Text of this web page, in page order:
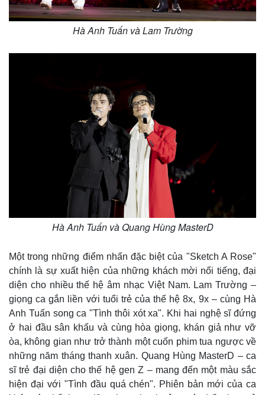
Giá vàng
Tiêu dùng
Tỷ giá
Chứng khoán
Giá cà phê
Hà Anh Tuấn và Lam Trường
Hà Anh Tuấn và Quang Hùng MasterD
Một trong những điểm nhấn đặc biệt của "Sketch A Rose"
chính là sự xuất hiện của những khách mời nổi tiếng, đại
diện cho nhiều thế hệ âm nhạc Việt Nam. Lam Trường –
giọng ca gắn liền với tuổi trẻ của thế hệ 8x, 9x – cùng Hà
Anh Tuấn song ca "Tình thôi xót xa". Khi hai nghệ sĩ đứng
ở hai đầu sân khấu và cùng hòa giọng, khán giả như vỡ
òa, không gian như trở thành một cuốn phim tua ngược về
những năm tháng thanh xuân. Quang Hùng MasterD – ca
sĩ trẻ đại diện cho thế hệ gen Z – mang đến một màu sắc
hiện đại với "Tình đầu quá chén". Phiên bản mới của ca